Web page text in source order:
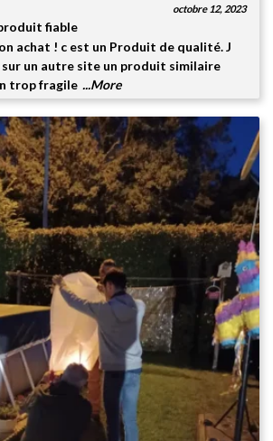
octobre 12, 2023
fiable
achat ! c est un Produit de qualité. J
sur un autre site un produit similaire
trop fragile ...More